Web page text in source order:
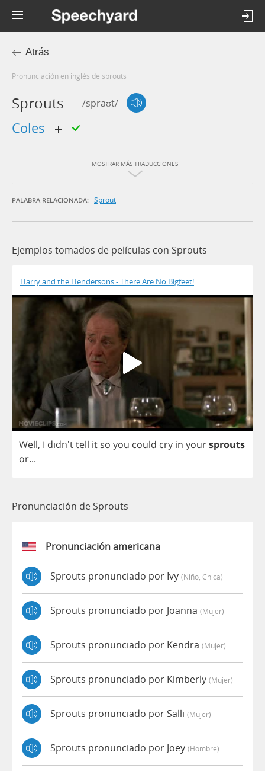
Atrás
Pronunciación en inglés de sprouts
Sprouts /spraʊt/
coles
MOSTRAR MÁS TRADUCCIONES
PALABRA RELACIONADA: Sprout
Ejemplos tomados de películas con Sprouts
Harry and the Hendersons - There Are No Bigfeet!
Well, I didn'ttell it so you could cry in yoursprouts
or...
Pronunciación de Sprouts
Pronunciación americana
Sprouts pronunciado por Ivy (niño, Chica)
Sprouts pronunciado por Joanna (mujer)
Sprouts pronunciado por Kendra (mujer)
Sprouts pronunciado por Kimberly (mujer)
Sprouts pronunciado por Salli (mujer)
Sprouts pronunciado por Joey (hombre)